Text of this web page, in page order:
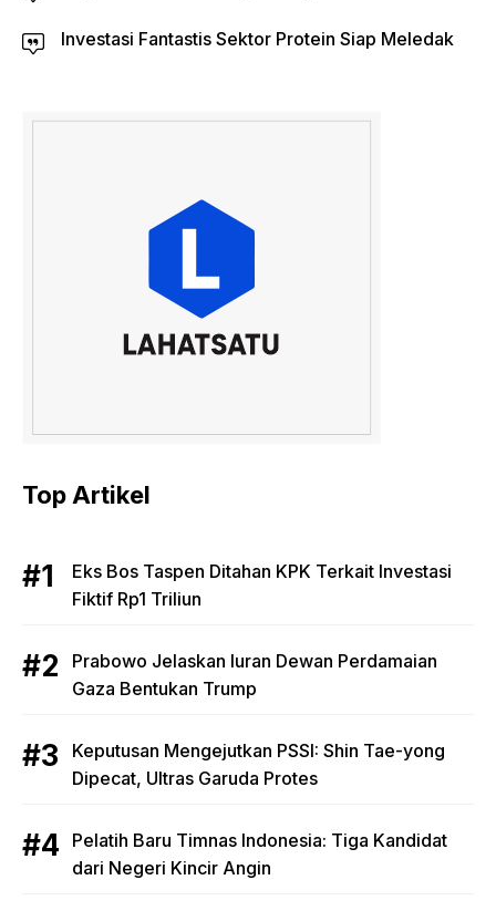
Investasi Fantastis Sektor Protein Siap Meledak
Top Artikel
Eks Bos Taspen Ditahan KPK Terkait Investasi
Fiktif Rp1 Triliun
Prabowo Jelaskan Iuran Dewan Perdamaian
Gaza Bentukan Trump
Keputusan Mengejutkan PSSI: Shin Tae-yong
Dipecat, Ultras Garuda Protes
Pelatih Baru Timnas Indonesia: Tiga Kandidat
dari Negeri Kincir Angin